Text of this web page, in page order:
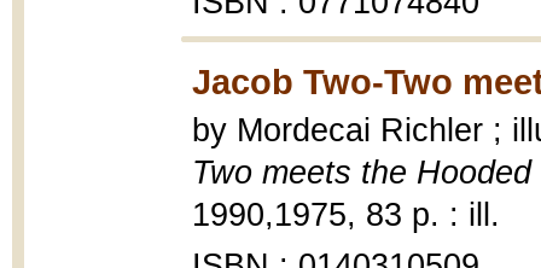
Jacob Two-Two
by Mordecai Richler ;
Two meets the Hooded
1990,1975, 83 p. : ill.